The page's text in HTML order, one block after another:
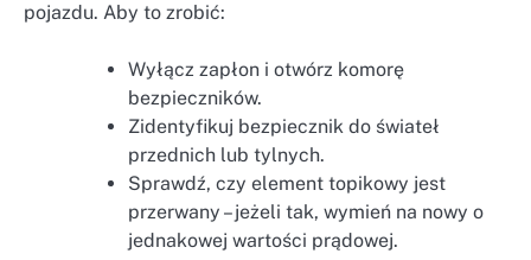
pojazdu. Aby to zrobić:
Wyłącz zapłon i otwórz komorę
bezpieczników.
Zidentyfikuj bezpiecznik do świateł
przednich lub tylnych.
Sprawdź, czy element topikowy jest
przerwany – jeżeli tak, wymień na nowy o
jednakowej wartości prądowej.